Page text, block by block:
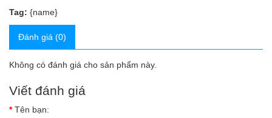
Tag: {name}
Đánh giá (0)
Không có đánh giá cho sản phẩm này.
Viết đánh giá
Tên bạn: